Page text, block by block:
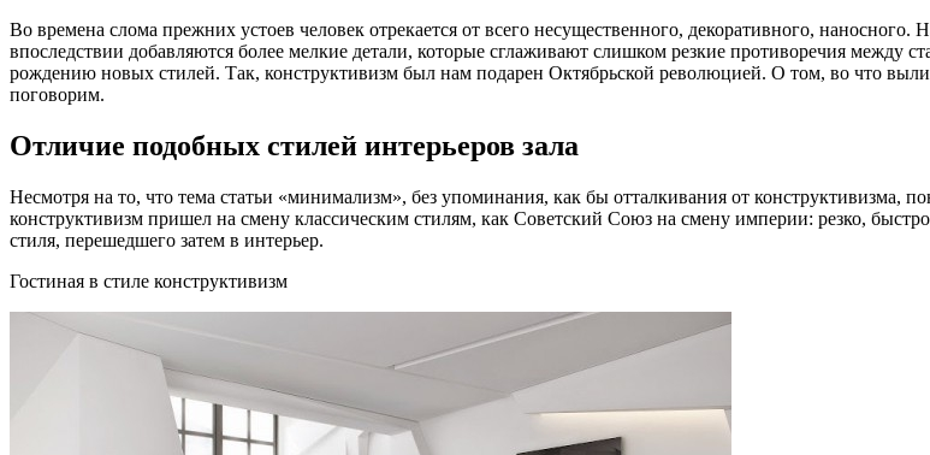
Во времена слома прежних устоев человек отрекается от всего несущественного, декоративного,
впоследствии добавляются более мелкие детали, которые сглаживают слишком резкие противоречия
рождению новых стилей. Так, конструктивизм был нам подарен Октябрьской революцией. О том, во что
поговорим.
Отличие подобных стилей интерьеров зала
Несмотря на то, что тема статьи «минимализм», без упоминания, как бы отталкивания от конструктивизма,
конструктивизм пришел на смену классическим стилям, как Советский Союз на смену империи: резко,
стиля, перешедшего затем в интерьер.
Гостиная в стиле конструктивизм